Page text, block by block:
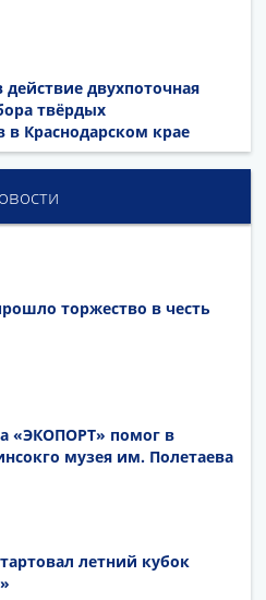
действие двухпоточная
твёрдых
Краснодарском крае
торжество в честь
«ЭКОПОРТ» помог в
музея им. Полетаева
летний кубок